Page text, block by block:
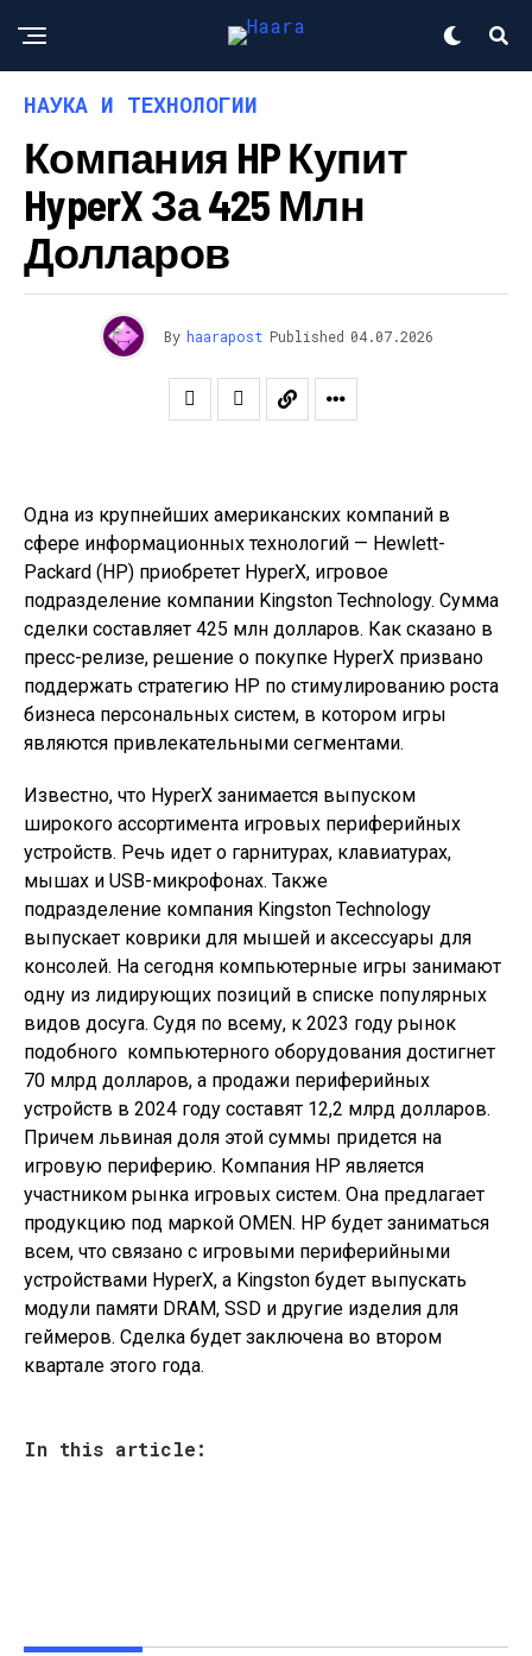
НАУКА И ТЕХНОЛОГИИ
Компания HP Купит
HyperX За 425 Млн
Долларов
By haarapost Published 04.07.2026
Одна из крупнейших американских компаний в
сфере информационных технологий — Hewlett-
Packard (HP) приобретет HyperX, игровое
подразделение компании Kingston Technology. Сумма
сделки составляет 425 млн долларов. Как сказано в
пресс-релизе, решение о покупке HyperX призвано
поддержать стратегию HP по стимулированию роста
бизнеса персональных систем, в котором игры
являются привлекательными сегментами.
Известно, что HyperX занимается выпуском
широкого ассортимента игровых периферийных
устройств. Речь идет о гарнитурах, клавиатурах,
мышах и USB-микрофонах. Также
подразделение компания Kingston Technology
выпускает коврики для мышей и аксессуары для
консолей. На сегодня компьютерные игры занимают
одну из лидирующих позиций в списке популярных
видов досуга. Судя по всему, к 2023 году рынок
подобного компьютерного оборудования достигнет
70 млрд долларов, а продажи периферийных
устройств в 2024 году составят 12,2 млрд долларов.
Причем львиная доля этой суммы придется на
игровую периферию. Компания HP является
участником рынка игровых систем. Она предлагает
продукцию под маркой OMEN. HP будет заниматься
всем, что связано с игровыми периферийными
устройствами HyperX, а Kingston будет выпускать
модули памяти DRAM, SSD и другие изделия для
геймеров. Сделка будет заключена во втором
квартале этого года.
In this article: